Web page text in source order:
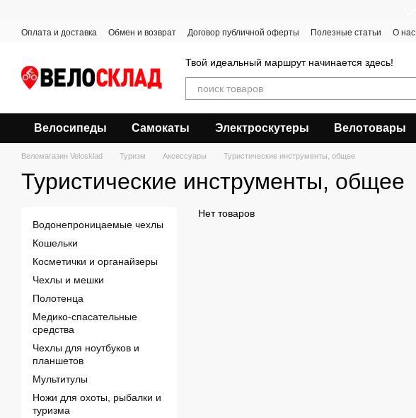
Оплата и доставка Обмен и возврат Договор публичной оферты Полезные статьи О нас
Твой идеальный маршрут начинается здесь!
Велосипеды Самокаты Электроскутеры Велотовары
Веломагазин Velosklad Туризм Аксессуары Туристические инструменты, общее
Туристические инструменты, общее
Нет товаров
Водонепроницаемые чехлы
Кошельки
Косметички и органайзеры
Чехлы и мешки
Полотенца
Медико-спасательные
средства
Чехлы для ноутбуков и
планшетов
Мультитулы
Ножи для охоты, рыбалки и
туризма